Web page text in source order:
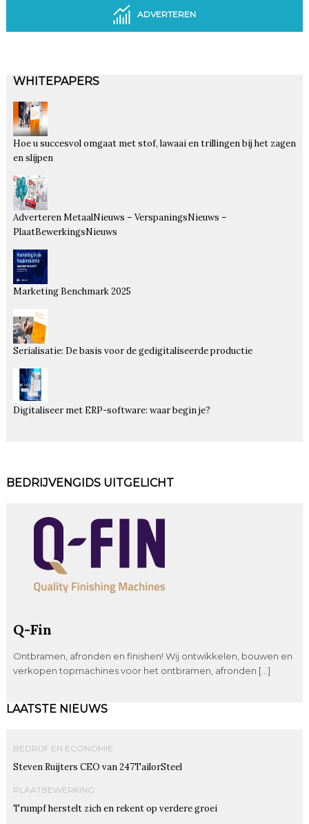
ADVERTEREN
WHITEPAPERS
Hoe u succesvol omgaat met stof, lawaai en trillingen bij het zagen
en slijpen
Adverteren MetaalNieuws – VerspaningsNieuws –
PlaatBewerkingsNieuws
Marketing Benchmark 2025
Serialisatie: De basis voor de gedigitaliseerde productie
Digitaliseer met ERP-software: waar begin je?
BEDRIJVENGIDS UITGELICHT
Q-Fin
Ontbramen, afronden en finishen! Wij ontwikkelen, bouwen en
verkopen topmachines voor het ontbramen, afronden […]
LAATSTE NIEUWS
BEDRIJF EN ECONOMIE
Steven Ruijters CEO van 247TailorSteel
PLAATBEWERKING
Trumpf herstelt zich en rekent op verdere groei